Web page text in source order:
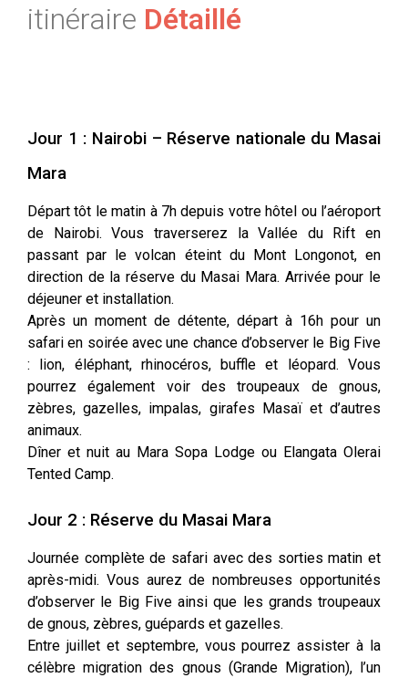
itinéraire Détaillé
Jour 1 : Nairobi – Réserve nationale du Masai
Mara
Départ tôt le matin à 7h depuis votre hôtel ou l’aéroport
de Nairobi. Vous traverserez la Vallée du Rift en
passant par le volcan éteint du Mont Longonot, en
direction de la réserve du Masai Mara. Arrivée pour le
déjeuner et installation.
Après un moment de détente, départ à 16h pour un
safari en soirée avec une chance d’observer le Big Five
: lion, éléphant, rhinocéros, buffle et léopard. Vous
pourrez également voir des troupeaux de gnous,
zèbres, gazelles, impalas, girafes Masaï et d’autres
animaux.
Dîner et nuit au Mara Sopa Lodge ou Elangata Olerai
Tented Camp.
Jour 2 : Réserve du Masai Mara
Journée complète de safari avec des sorties matin et
après-midi. Vous aurez de nombreuses opportunités
d’observer le Big Five ainsi que les grands troupeaux
de gnous, zèbres, guépards et gazelles.
Entre juillet et septembre, vous pourrez assister à la
célèbre migration des gnous (Grande Migration), l’un